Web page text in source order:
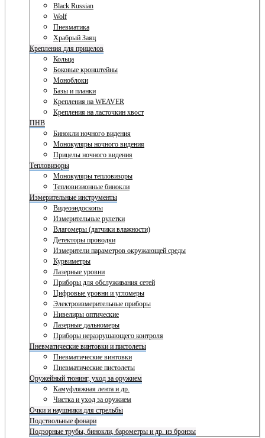
Black Russian
Wolf
Пневматика
Храбрый Заяц
Крепления для прицелов
Кольца
Боковые кронштейны
Моноблоки
Базы и планки
Крепления на WEAVER
Крепления на ласточкин хвост
ПНВ
Бинокли ночного видения
Монокуляры ночного видения
Прицелы ночного видения
Тепловизоры
Монокуляры тепловизоры
Тепловизионные бинокли
Измерительные инструменты
Видеоэндоскопы
Измерительные рулетки
Влагомеры (датчики влажности)
Детекторы проводки
Измерители параметров окружающей среды
Курвиметры
Лазерные уровни
Приборы для обслуживания сетей
Цифровые уровни и угломеры
Электроизмерительные приборы
Нивелиры оптические
Лазерные дальномеры
Приборы неразрушающего контроля
Пневматические винтовки и пистолеты
Пневматические винтовки
Пневматические пистолеты
Оружейный тюнинг, уход за оружием
Камуфляжная лента и др.
Чистка и уход за оружием
Очки и наушники для стрельбы
Подствольные фонари
Подзорные трубы, бинокли, барометры и др. из бронзы